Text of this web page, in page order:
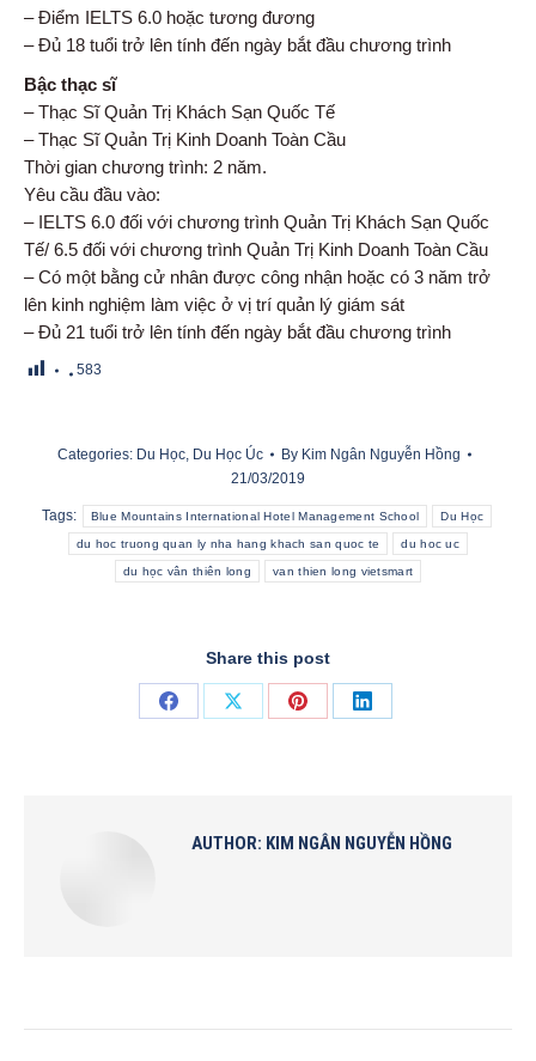
– Điểm IELTS 6.0 hoặc tương đương
– Đủ 18 tuổi trở lên tính đến ngày bắt đầu chương trình
Bậc thạc sĩ
– Thạc Sĩ Quản Trị Khách Sạn Quốc Tế
– Thạc Sĩ Quản Trị Kinh Doanh Toàn Cầu
Thời gian chương trình: 2 năm.
Yêu cầu đầu vào:
– IELTS 6.0 đối với chương trình Quản Trị Khách Sạn Quốc
Tế/ 6.5 đối với chương trình Quản Trị Kinh Doanh Toàn Cầu
– Có một bằng cử nhân được công nhận hoặc có 3 năm trở
lên kinh nghiệm làm việc ở vị trí quản lý giám sát
– Đủ 21 tuổi trở lên tính đến ngày bắt đầu chương trình
583
Categories: Du Học, Du Học Úc By Kim Ngân Nguyễn Hồng
21/03/2019
Tags: Blue Mountains International Hotel Management School Du Học
du hoc truong quan ly nha hang khach san quoc te du hoc uc
du học vân thiên long van thien long vietsmart
Share this post
Share
Share
Share
Share
AUTHOR: KIM NGÂN NGUYỄN HỒNG